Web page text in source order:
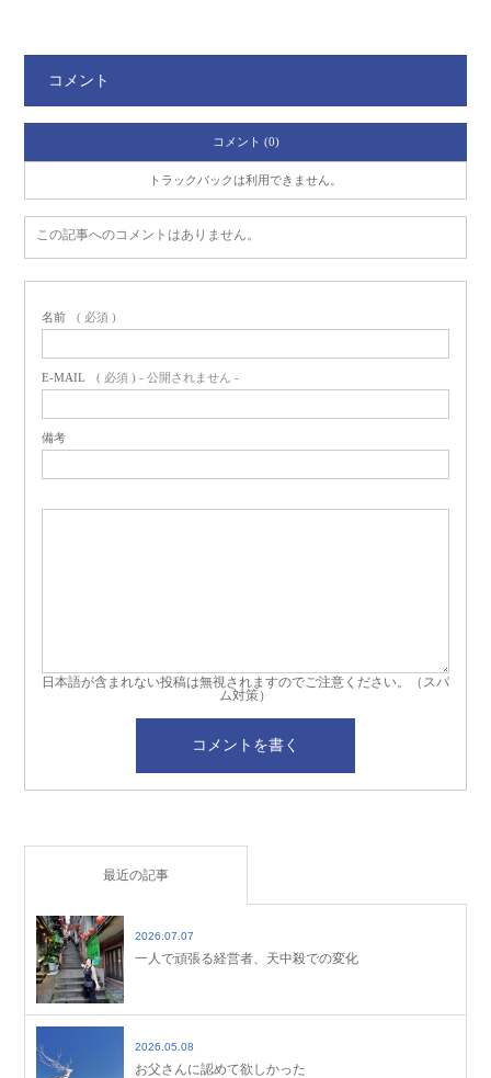
コメント
コメント (0)
トラックバックは利用できません。
この記事へのコメントはありません。
名前 ( 必須 )
E-MAIL ( 必須 ) - 公開されません -
備考
日本語が含まれない投稿は無視されますのでご注意ください。（スパ
ム対策）
最近の記事
2026.07.07
一人で頑張る経営者、天中殺での変化
2026.05.08
お父さんに認めて欲しかった